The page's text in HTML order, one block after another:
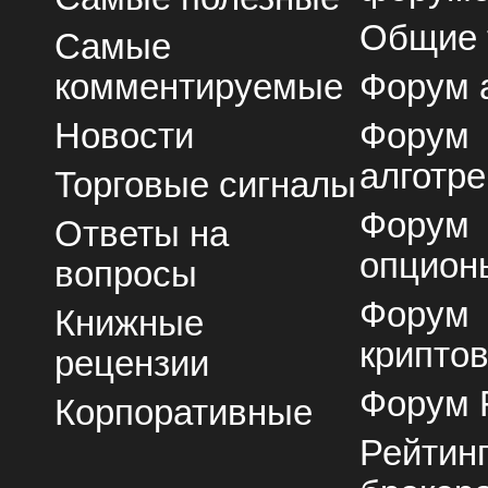
Самые
комментируемые
Новости
Торговые сигналы
Ответы на
вопросы
Книжные
рецензии
Корпоративные
Общие
Форум
Форум
Форум
Форум
Форум